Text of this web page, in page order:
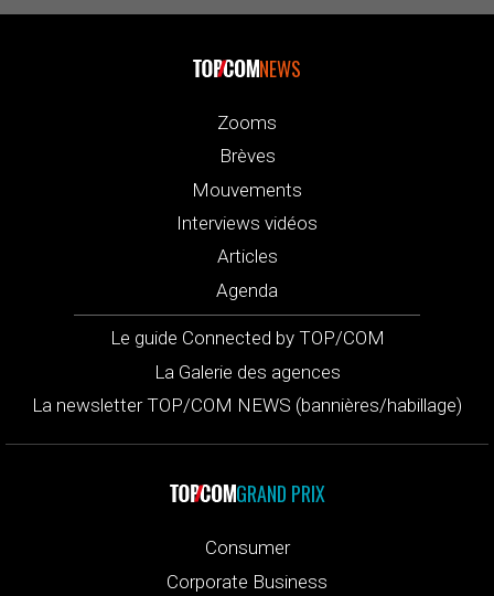
NEWS
Zooms
Brèves
Mouvements
Interviews vidéos
Articles
Agenda
Le guide Connected by TOP/COM
La Galerie des agences
La newsletter TOP/COM NEWS (bannières/habillage)
GRAND PRIX
Consumer
Corporate Business